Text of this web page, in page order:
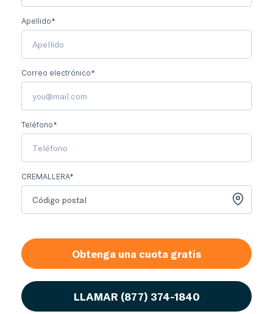
Apellido*
Correo electrónico*
Teléfono*
CREMALLERA*
Obtenga una cuota gratis
LLAMAR (877) 374-1840